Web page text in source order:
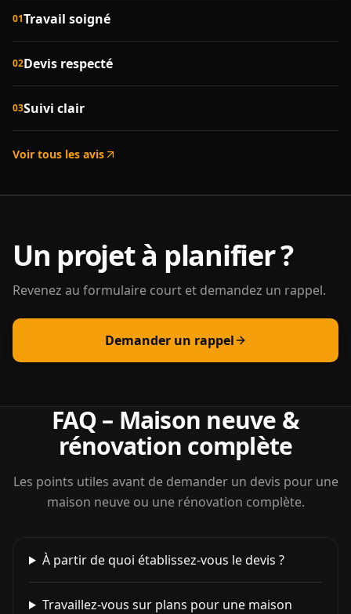
01Travail soigné
02Devis respecté
03Suivi clair
Voir tous les avis
Un projet à planifier ?
Revenez au formulaire court et demandez un rappel.
Demander un rappel
FAQ – Maison neuve &
rénovation complète
Les points utiles avant de demander un devis pour une
maison neuve ou une rénovation complète.
À partir de quoi établissez-vous le devis ?
Travaillez-vous sur plans pour une maison